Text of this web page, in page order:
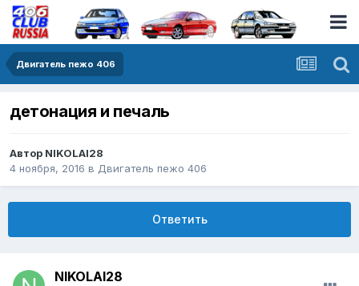
Двигатель пежо 406
детонация и печаль
Автор NIKOLAI28
4 ноября, 2016 в Двигатель пежо 406
Ответить
NIKOLAI28